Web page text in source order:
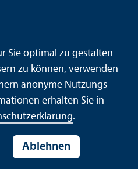
Barrierefreiheit
Sprache
Sitemap
und Notfälle
Sie optimal zu gestalten
zu können, verwenden
anonyme Nutzungs­
erhalten Sie in
.
Ablehnen